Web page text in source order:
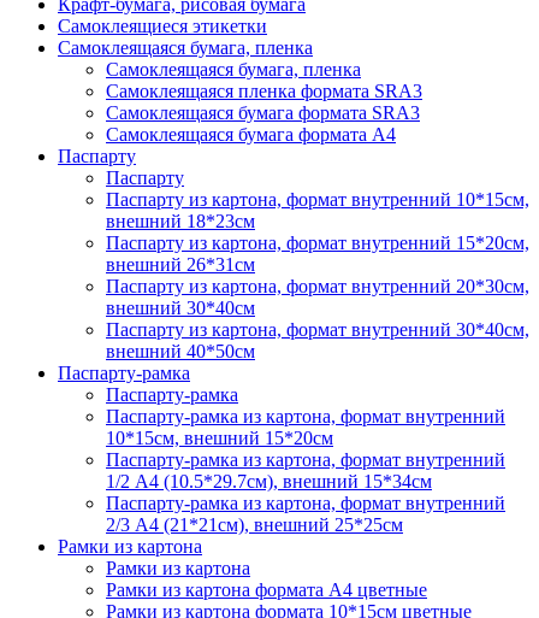
Крафт-бумага, рисовая бумага
Самоклеящиеся этикетки
Самоклеящаяся бумага, пленка
Самоклеящаяся бумага, пленка
Самоклеящаяся пленка формата SRА3
Самоклеящаяся бумага формата SRА3
Самоклеящаяся бумага формата А4
Паспарту
Паспарту
Паспарту из картона, формат внутренний 10*15см,
внешний 18*23см
Паспарту из картона, формат внутренний 15*20см,
внешний 26*31см
Паспарту из картона, формат внутренний 20*30см,
внешний 30*40см
Паспарту из картона, формат внутренний 30*40см,
внешний 40*50см
Паспарту-рамка
Паспарту-рамка
Паспарту-рамка из картона, формат внутренний
10*15см, внешний 15*20см
Паспарту-рамка из картона, формат внутренний
1/2 А4 (10.5*29.7см), внешний 15*34см
Паспарту-рамка из картона, формат внутренний
2/3 А4 (21*21см), внешний 25*25см
Рамки из картона
Рамки из картона
Рамки из картона формата А4 цветные
Рамки из картона формата 10*15см цветные